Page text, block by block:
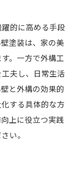
的に高める手段
塗装は、家の美
。一方で外構工
夫し、日常生活
と外構の効果的
する具体的な方
上に役立つ実践
い。